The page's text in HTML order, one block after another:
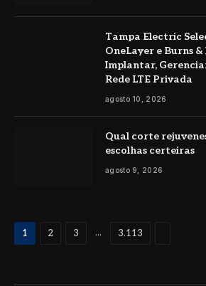
Tampa Electric
OneLayer e Burns
Implantar,
Rede LTE Privada
agosto 10, 2026
Qual corte
escolhas certeiras
agosto 9, 2026
1 2 3 ... 3.113